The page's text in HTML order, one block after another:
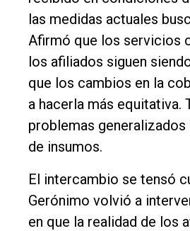
las medidas actuales
Afirmó que los servicios
los afiliados siguen
que los cambios en la
a hacerla más equitativa.
problemas
de insumos.
El intercambio se tensó
Gerónimo volvió a
en que la realidad de los